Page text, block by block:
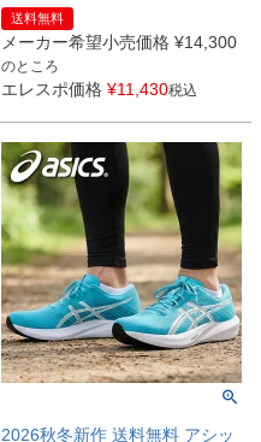
送料無料
メーカー希望小売価格 ¥14,300
のところ
エレスポ価格 ¥11,430税込
2026秋冬新作 送料無料 アシッ